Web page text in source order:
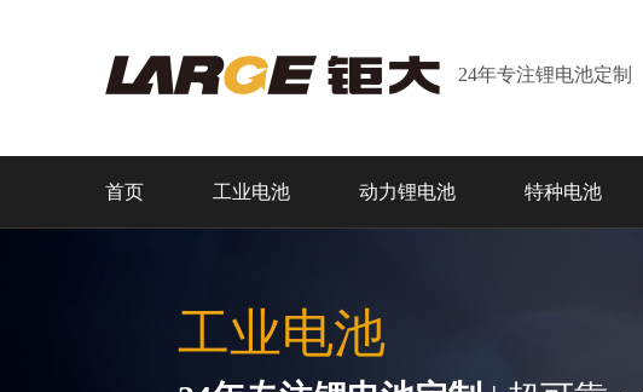
24年专注锂电池定制
首页 工业电池 动力锂电池 特种电池
工业电池